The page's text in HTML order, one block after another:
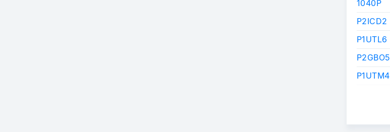
1040P
P2ICD2
P1UTL6
P2GBO5
P1UTM4